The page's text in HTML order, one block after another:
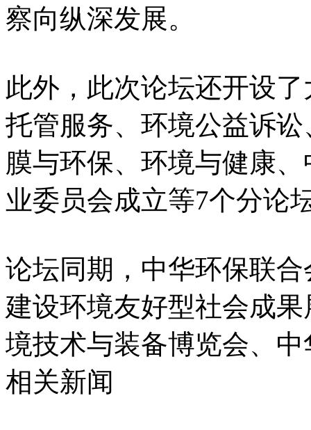
察向纵深发展。
此外，此次论坛还开设
托管服务、环境公益诉
膜与环保、环境与健康
业委员会成立等7个分论
论坛同期，中华环保联
建设环境友好型社会成
境技术与装备博览会、
相关新闻